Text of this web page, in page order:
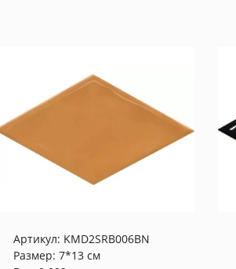
Артикул: KMD2SRB006BN
Размер: 7*13 см